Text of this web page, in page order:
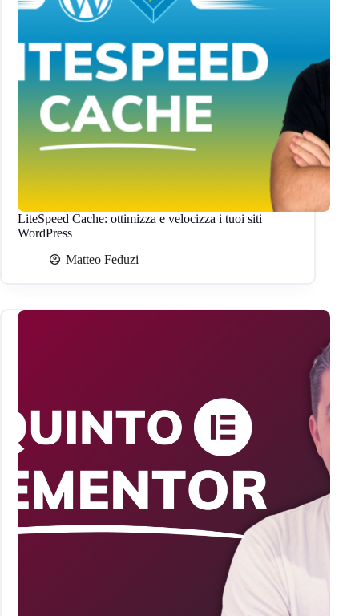
LiteSpeed Cache: ottimizza e velocizza i tuoi siti
WordPress
Matteo Feduzi